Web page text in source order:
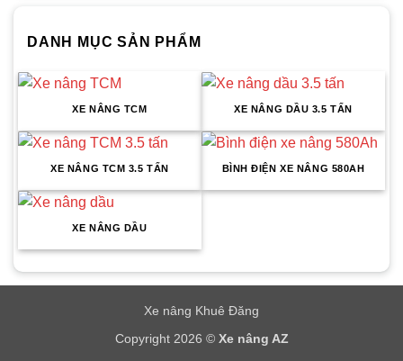
DANH MỤC SẢN PHẨM
XE NÂNG TCM XE NÂNG DẦU 3.5 TẤN
XE NÂNG TCM 3.5 TẤN BÌNH ĐIỆN XE NÂNG 580AH
XE NÂNG DẦU
Xe nâng Khuê Đăng
Copyright 2026 © Xe nâng AZ